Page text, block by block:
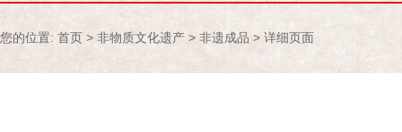
您的位置: 首页 > 非物质文化遗产 > 非遗成品 > 详细页面